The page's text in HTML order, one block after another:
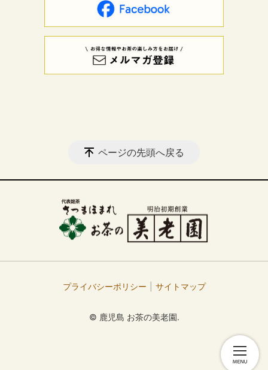
ページの先頭へ戻る
プライバシーポリシー サイトマップ
© 鹿児島 お茶の美老園.